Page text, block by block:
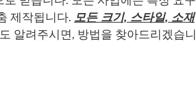
제작됩니다. 모든 크기, 스타일, 소재
알려주시면, 방법을 찾아드리겠습니